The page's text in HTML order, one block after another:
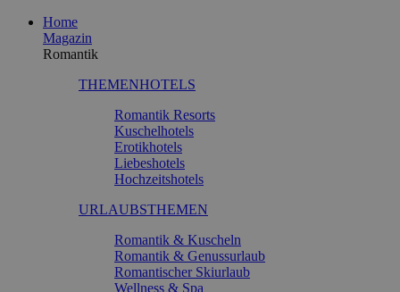
Home
Magazin
Romantik
THEMENHOTELS
Romantik Resorts
Kuschelhotels
Erotikhotels
Liebeshotels
Hochzeitshotels
URLAUBSTHEMEN
Romantik & Kuscheln
Romantik & Genussurlaub
Romantischer Skiurlaub
Wellness & Spa